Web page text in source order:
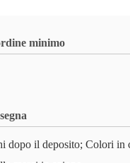
minimo
dopo il deposito; Colori in